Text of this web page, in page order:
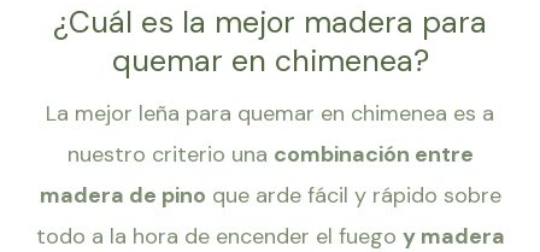
¿Cuál es la mejor madera para
quemar en chimenea?
La mejor leña para quemar en chimenea es a
nuestro criterio una combinación entre
madera de pino que arde fácil y rápido sobre
todo a la hora de encender el fuego y madera